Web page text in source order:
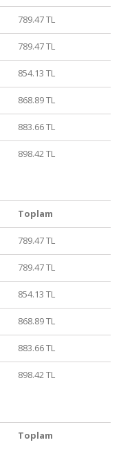
789.47 TL
789.47 TL
854.13 TL
868.89 TL
883.66 TL
898.42 TL
Toplam
789.47 TL
789.47 TL
854.13 TL
868.89 TL
883.66 TL
898.42 TL
Toplam